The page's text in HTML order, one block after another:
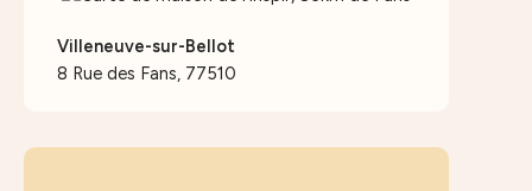
Villeneuve-sur-Bellot
8 Rue des Fans, 77510